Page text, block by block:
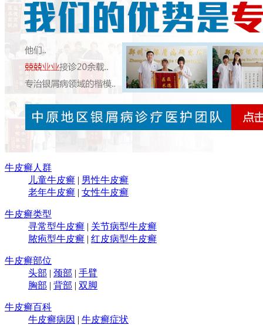
牛皮癣人群
儿童牛皮癣 | 男性牛皮癣
老年牛皮癣 | 女性牛皮癣
牛皮癣类型
寻常型牛皮癣 | 关节病型牛皮癣
脓疱型牛皮癣 | 红皮病型牛皮癣
牛皮癣部位
头部 | 颈部 | 手臂
胸部 | 背部 | 双脚
牛皮癣百科
牛皮癣病因 | 牛皮癣症状